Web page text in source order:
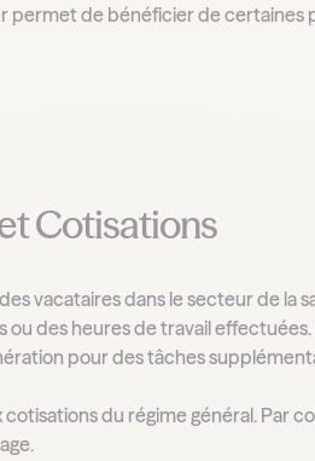
permet de bénéficier de certaines
Cotisations
vacataires dans le secteur de la
ou des heures de travail
pour des tâches
du régime général. Par